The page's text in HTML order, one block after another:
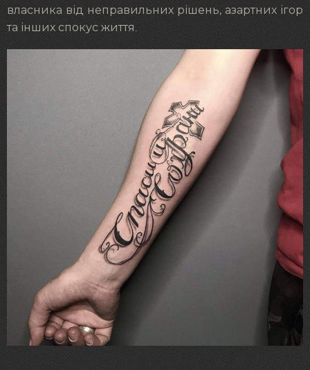
власника від неправильних рішень, азартних ігор
та інших спокус життя.